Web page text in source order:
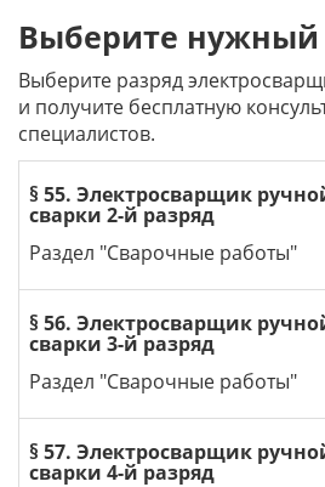
Выберите нужный
Выберите разряд
и получите бесплатную
специалистов.
§ 55. Электросварщик
сварки 2-й разряд
Раздел "Сварочные работы"
§ 56. Электросварщик
сварки 3-й разряд
Раздел "Сварочные работы"
§ 57. Электросварщик
сварки 4-й разряд